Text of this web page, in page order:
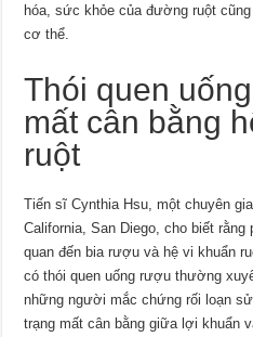
hóa, sức khỏe của đường ruột
cơ thể.
Thói quen
mất cân bằng
ruột
Tiến sĩ Cynthia Hsu, một chuyên
California, San Diego, cho biết
quan đến bia rượu và hệ vi khuẩn
có thói quen uống rượu thường
những người mắc chứng rối loạn
trạng mất cân bằng giữa lợi khuẩn